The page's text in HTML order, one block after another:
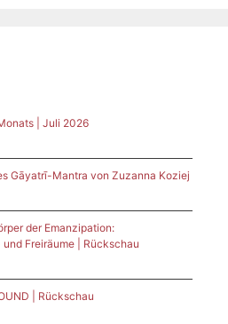
| Juli 2026
Gāyatrī-Mantra von Zuzanna Koziej
der Emanzipation:
Freiräume | Rückschau
| Rückschau